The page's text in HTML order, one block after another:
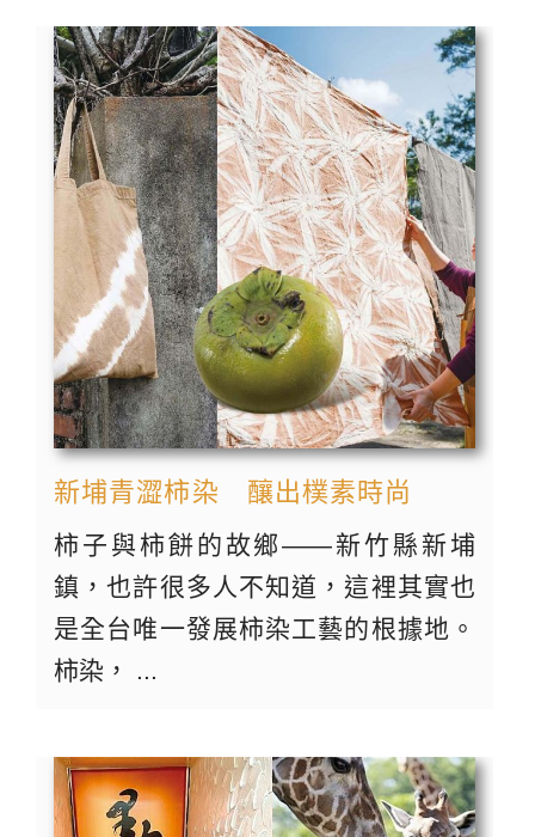
新埔青澀柿染 釀出樸素時尚
柿子與柿餅的故鄉——新竹縣新埔
鎮，也許很多人不知道，這裡其實也
是全台唯一發展柿染工藝的根據地。
柿染， ...